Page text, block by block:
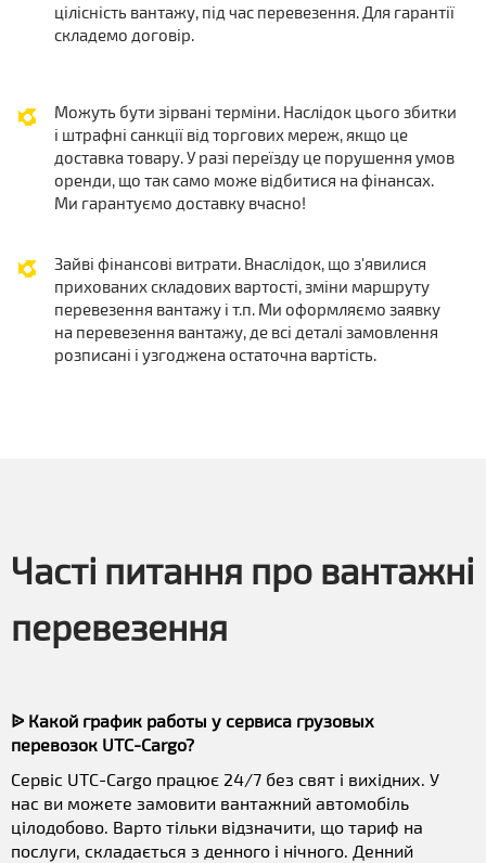
цілісність вантажу, під час перевезення. Для гарантії
складемо договір.
Можуть бути зірвані терміни. Наслідок цього збитки
і штрафні санкції від торгових мереж, якщо це
доставка товару. У разі переїзду це порушення умов
оренди, що так само може відбитися на фінансах.
Ми гарантуємо доставку вчасно!
Зайві фінансові витрати. Внаслідок, що з'явилися
прихованих складових вартості, зміни маршруту
перевезення вантажу і т.п. Ми оформляємо заявку
на перевезення вантажу, де всі деталі замовлення
розписані і узгоджена остаточна вартість.
Часті питання про вантажні
перевезення
ᐉ Какой график работы у сервиса грузовых
перевозок UTC-Cargo?
Сервіс UTC-Cargo працює 24/7 без свят і вихідних. У
нас ви можете замовити вантажний автомобіль
цілодобово. Варто тільки відзначити, що тариф на
послуги, складається з денного і нічного. Денний